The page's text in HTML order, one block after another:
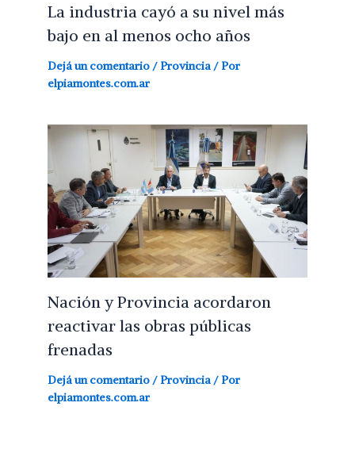
La industria cayó a su nivel más
bajo en al menos ocho años
Dejá un comentario / Provincia / Por
elpiamontes.com.ar
Nación y Provincia acordaron
reactivar las obras públicas
frenadas
Dejá un comentario /Provincia / Por
elpiamontes.com.ar